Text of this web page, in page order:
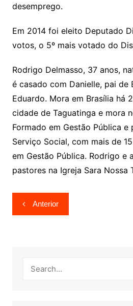
desemprego.
Em 2014 foi eleito Deputado
votos, o 5º mais votado do
Rodrigo Delmasso, 37 anos,
é casado com Danielle, pai de
Eduardo. Mora em Brasília há
cidade de Taguatinga e mora
Formado em Gestão Pública
Serviço Social, com mais de
em Gestão Pública. Rodrigo e
pastores na Igreja Sara Nossa
Navegação
de
Anterior